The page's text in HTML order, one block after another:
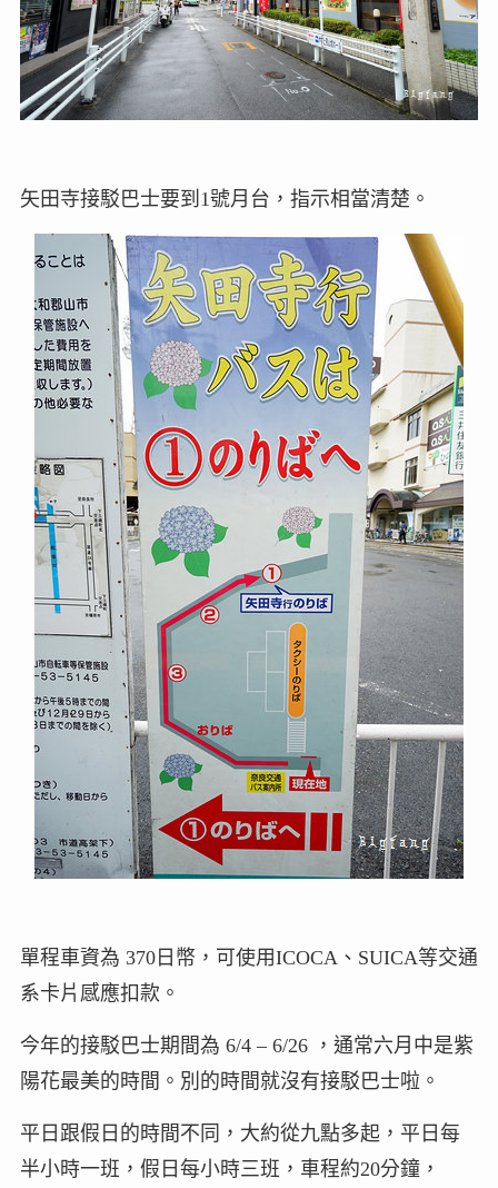
矢田寺接駁巴士要到1號月台，指示相當清楚。
單程車資為 370日幣，可使用ICOCA、SUICA等交通
系卡片感應扣款。
今年的接駁巴士期間為 6/4 – 6/26 ，通常六月中是紫
陽花最美的時間。別的時間就沒有接駁巴士啦。
平日跟假日的時間不同，大約從九點多起，平日每
半小時一班，假日每小時三班，車程約20分鐘，